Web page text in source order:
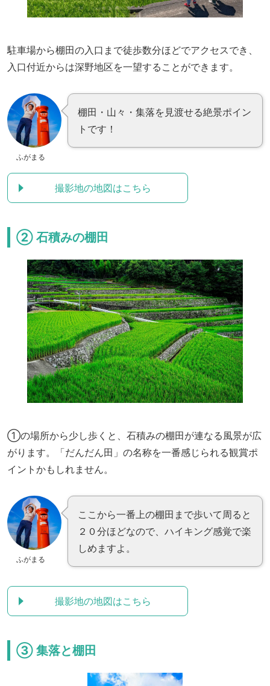
駐車場から棚田の入口まで徒歩数分ほどでアクセスでき、
入口付近からは深野地区を一望することができます。
ふがまる
棚田・山々・集落を見渡せる絶景ポイン
トです！
撮影地の地図はこちら
② 石積みの棚田
①の場所から少し歩くと、石積みの棚田が連なる風景が広
がります。「だんだん田」の名称を一番感じられる観賞ポ
イントかもしれません。
ふがまる
ここから一番上の棚田まで歩いて周ると
２０分ほどなので、ハイキング感覚で楽
しめますよ。
撮影地の地図はこちら
③ 集落と棚田